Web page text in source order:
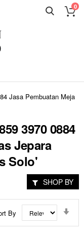
0
Jasa Pembuatan Meja
3970 0884
Jepara
Solo'
By
SHOP BY